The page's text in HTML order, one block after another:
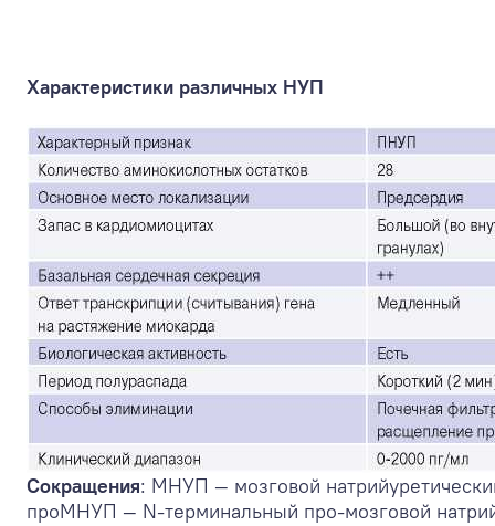
Характеристики различных НУП
Сокращения: МНУП — мозговой
проМНУП — N-терминальный про-мозговой